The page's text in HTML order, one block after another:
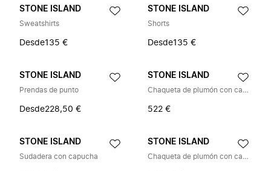
STONE ISLAND
Sweatshirts
Desde135 €
STONE ISLAND
Shorts
Desde135 €
STONE ISLAND
Prendas de punto
Desde228,50 €
STONE ISLAND
Chaqueta de plumón con capucha
522 €
STONE ISLAND
Sudadera con capucha
STONE ISLAND
Chaqueta de plumón con capucha